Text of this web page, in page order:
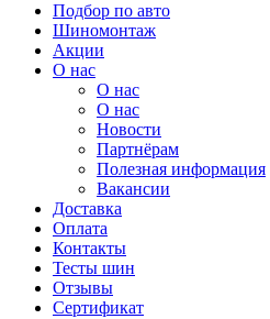
Подбор по авто
Шиномонтаж
Акции
О нас
О нас
О нас
Новости
Партнёрам
Полезная информация
Вакансии
Доставка
Оплата
Контакты
Тесты шин
Отзывы
Сертификат